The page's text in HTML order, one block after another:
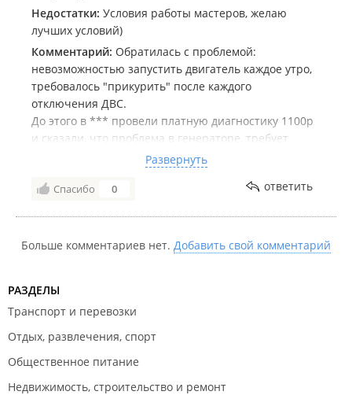
Недостатки: Условия работы мастеров, желаю
лучших условий)
Комментарий: Обратилась с проблемой:
невозможностью запустить двигатель каждое утро,
требовалось "прикурить" после каждого
отключения ДВС.
До этого в *** провели платную диагностику 1100р
и сказали, что проблема в генераторе, требует
ремонта/замены, т к низкий ток с генератора на
Приехала в компанию Ремстарт-ДВ на ремонт/
проблема в аккумуляторе, который требует замены,
работает) Также электрик, менявший аккумулятор в
третей компании подтвердил после замеров, что
Спасибо молодому мастеру Ремстар-ДВ за
правильную диагностику
Развернуть
Спасибо 0 ответить
Больше комментариев нет. Добавить свой комментарий
РАЗДЕЛЫ
Транспорт и перевозки
Отдых, развлечения, спорт
Общественное питание
Недвижимость, строительство и ремонт